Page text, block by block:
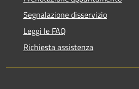
Segnalazione disservizio
Leggi le FAQ
Richiesta assistenza